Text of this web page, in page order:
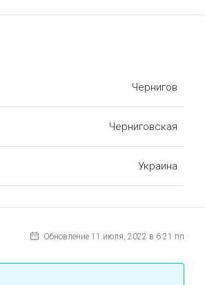
Чернигов
Черниговская
Украина
Обновление 11 июля, 2022 в 6:21 пп